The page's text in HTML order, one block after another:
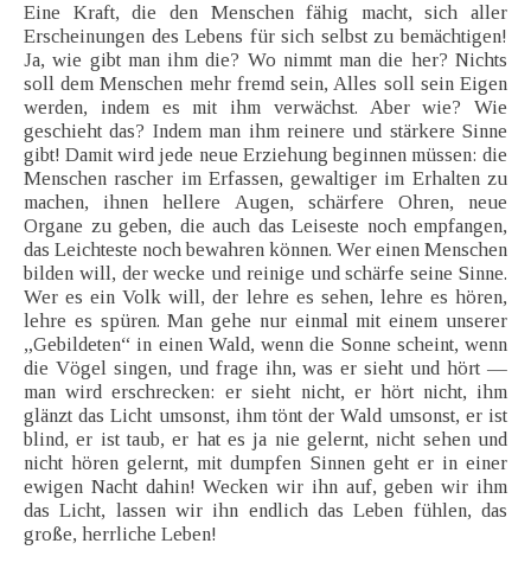
Eine Kraft, die den Menschen fähig macht, sich aller
Erscheinungen des Lebens für sich selbst zu bemächtigen!
Ja, wie gibt man ihm die? Wo nimmt man die her? Nichts
soll dem Menschen mehr fremd sein, Alles soll sein Eigen
werden, indem es mit ihm verwächst. Aber wie? Wie
geschieht das? Indem man ihm reinere und stärkere Sinne
gibt! Damit wird jede neue Erziehung beginnen müssen: die
Menschen rascher im Erfassen, gewaltiger im Erhalten zu
machen, ihnen hellere Augen, schärfere Ohren, neue
Organe zu geben, die auch das Leiseste noch empfangen,
das Leichteste noch bewahren können. Wer einen Menschen
bilden will, der wecke und reinige und schärfe seine Sinne.
Wer es ein Volk will, der lehre es sehen, lehre es hören,
lehre es spüren. Man gehe nur einmal mit einem unserer
„Gebildeten“ in einen Wald, wenn die Sonne scheint, wenn
die Vögel singen, und frage ihn, was er sieht und hört —
man wird erschrecken: er sieht nicht, er hört nicht, ihm
glänzt das Licht umsonst, ihm tönt der Wald umsonst, er ist
blind, er ist taub, er hat es ja nie gelernt, nicht sehen und
nicht hören gelernt, mit dumpfen Sinnen geht er in einer
ewigen Nacht dahin! Wecken wir ihn auf, geben wir ihm
das Licht, lassen wir ihn endlich das Leben fühlen, das
große, herrliche Leben!